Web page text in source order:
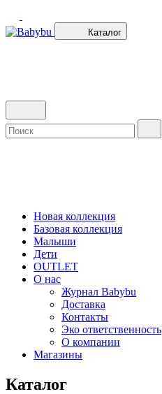
Каталог
Новая коллекция
Базовая коллекция
Малыши
Дети
OUTLET
О нас
Журнал Babybu
Доставка
Контакты
Эко ответственность
О компании
Магазины
Каталог